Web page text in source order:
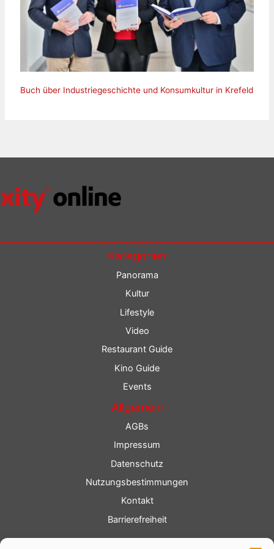
Buch über Industriegeschichte und Konsumkultur in Krefeld
Kategorien
Panorama
Kultur
Lifestyle
Video
Restaurant Guide
Kino Guide
Events
Allgemein
AGBs
Impressum
Datenschutz
Nutzungsbestimmungen
Kontakt
Barrierefreiheit